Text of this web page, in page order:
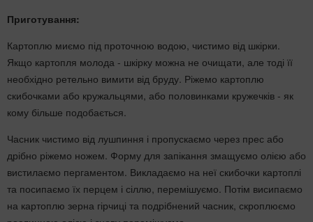
Приготування:
Картоплю миємо під проточною водою, чистимо від шкірки.
Якщо картопля молода - шкірку можна не очищати, але тоді її
необхідно ретельно вимити від бруду. Ріжемо картоплю
скибочками або кружальцями, або половинками кружечків - як
кому більше подобається.
Часник чистимо від лушпиння і пропускаємо через прес або
дрібно ріжемо ножем. Форму для запікання змащуємо олією або
вистилаємо пергаментом. Викладаємо на неї скибочки картоплі
та посипаємо їх перцем і сіллю, перемішуємо. Потім висипаємо
на картоплю зерна гірчиці та подрібнений часник, скроплюємо